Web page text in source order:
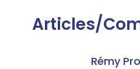
Articles/
Rémy